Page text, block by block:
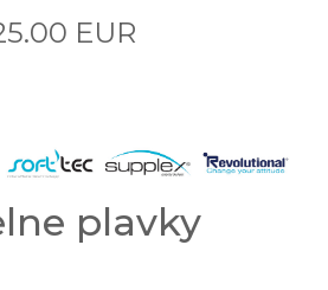
EUR
plavky